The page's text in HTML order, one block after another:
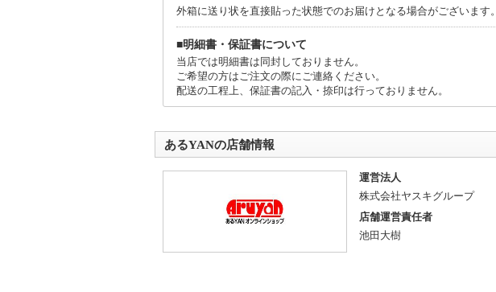
外箱に送り状を直接貼った状態でのお届けとなる場合がございます。
■明細書・保証書について
当店では明細書は同封しておりません。
ご希望の方はご注文の際にご連絡ください。
配送の工程上、保証書の記入・捺印は行っておりません。
あるYANの店舗情報
運営法人
株式会社ヤスキグループ
店舗運営責任者
池田大樹